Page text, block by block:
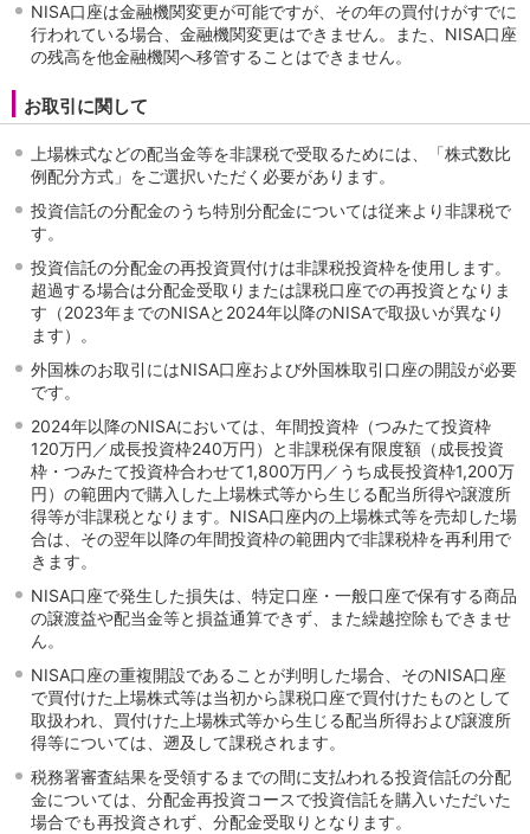
NISA口座は金融機関変更が可能ですが、その年の買付けがすでに
行われている場合、金融機関変更はできません。また、NISA口座
の残高を他金融機関へ移管することはできません。
お取引に関して
上場株式などの配当金等を非課税で受取るためには、「株式数比
例配分方式」をご選択いただく必要があります。
投資信託の分配金のうち特別分配金については従来より非課税で
す。
投資信託の分配金の再投資買付けは非課税投資枠を使用します。
超過する場合は分配金受取りまたは課税口座での再投資となりま
す（2023年までのNISAと2024年以降のNISAで取扱いが異なり
ます）。
外国株のお取引にはNISA口座および外国株取引口座の開設が必要
です。
2024年以降のNISAにおいては、年間投資枠（つみたて投資枠
120万円／成長投資枠240万円）と非課税保有限度額（成長投資
枠・つみたて投資枠合わせて1,800万円／うち成長投資枠1,200万
円）の範囲内で購入した上場株式等から生じる配当所得や譲渡所
得等が非課税となります。NISA口座内の上場株式等を売却した場
合は、その翌年以降の年間投資枠の範囲内で非課税枠を再利用で
きます。
NISA口座で発生した損失は、特定口座・一般口座で保有する商品
の譲渡益や配当金等と損益通算できず、また繰越控除もできませ
ん。
NISA口座の重複開設であることが判明した場合、そのNISA口座
で買付けた上場株式等は当初から課税口座で買付けたものとして
取扱われ、買付けた上場株式等から生じる配当所得および譲渡所
得等については、遡及して課税されます。
税務署審査結果を受領するまでの間に支払われる投資信託の分配
金については、分配金再投資コースで投資信託を購入いただいた
場合でも再投資されず、分配金受取りとなります。